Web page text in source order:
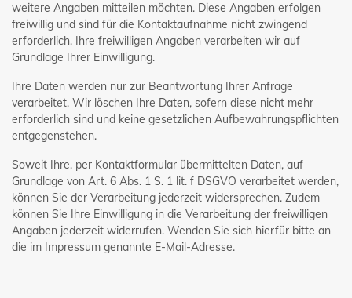
weitere Angaben mitteilen möchten. Diese Angaben erfolgen
freiwillig und sind für die Kontaktaufnahme nicht zwingend
erforderlich. Ihre freiwilligen Angaben verarbeiten wir auf
Grundlage Ihrer Einwilligung.
Ihre Daten werden nur zur Beantwortung Ihrer Anfrage
verarbeitet. Wir löschen Ihre Daten, sofern diese nicht mehr
erforderlich sind und keine gesetzlichen Aufbewahrungspflichten
entgegenstehen.
Soweit Ihre, per Kontaktformular übermittelten Daten, auf
Grundlage von Art. 6 Abs. 1 S. 1 lit. f DSGVO verarbeitet werden,
können Sie der Verarbeitung jederzeit widersprechen. Zudem
können Sie Ihre Einwilligung in die Verarbeitung der freiwilligen
Angaben jederzeit widerrufen. Wenden Sie sich hierfür bitte an
die im Impressum genannte E-Mail-Adresse.